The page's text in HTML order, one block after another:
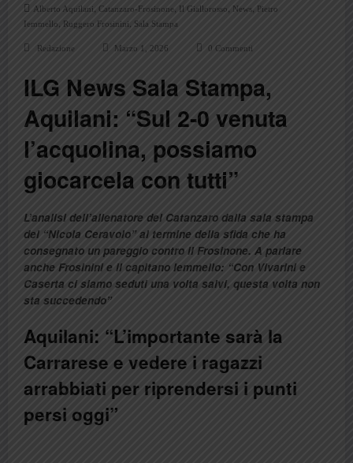
Alberto Aquilani Catanzaro-Frosinone Il Giallorosso News,
Pietro
Iemmello
Ruggero Frosinini Sala Stampa
Redazione Marzo 1, 2026 0 Commenti
ILG News Sala Stampa,
Aquilani: “Sul 2-0 venuta
l’acquolina, possiamo
giocarcela con tutti”
L’analisi dell’allenatore del Catanzaro dalla sala stampa
del “Nicola Ceravolo” al termine della sfida che ha
consegnato un pareggio contro il Frosinone. A parlare
anche Frosinini e il capitano Iemmello: “Con Vivarini e
Caserta ci siamo seduti una volta salvi, questa volta non
sta succedendo”
Aquilani: “L’importante sarà la
Carrarese e vedere i ragazzi
arrabbiati per riprendersi i punti
persi oggi”